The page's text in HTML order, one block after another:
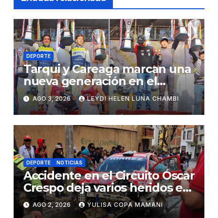
DEPORTE
Tarqui y Careaga marcan una
nueva generación en el
Circuito Oscar Crespo
AGO 3, 2026 LEYDI HELEN LUNA CHAMBI
DEPORTE NOTICIAS
Accidente en el Circuito Óscar
Crespo deja varios heridos en
Sucre
AGO 2, 2026 YULISA COPA MAMANI